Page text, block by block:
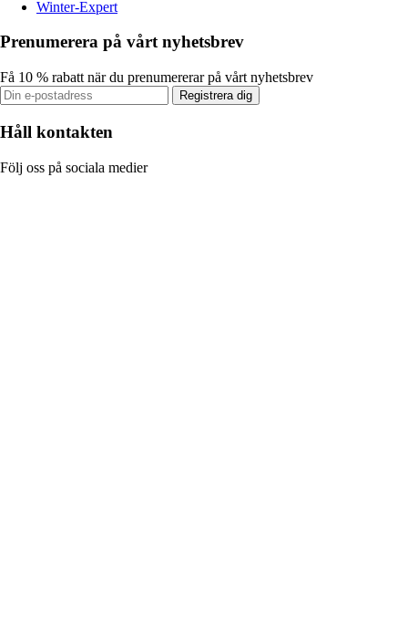
Winter-Expert
Prenumerera på vårt nyhetsbrev
Få 10 % rabatt när du prenumererar på vårt nyhetsbrev
Registrera dig
Håll kontakten
Följ oss på sociala medier